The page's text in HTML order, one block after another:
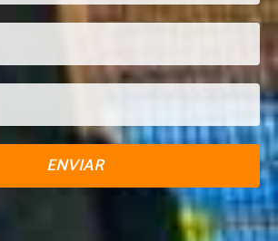
ENVIAR